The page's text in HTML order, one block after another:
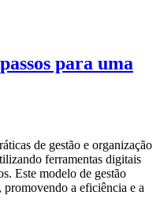
para uma
de gestão e organização
ferramentas digitais
Este modelo de gestão
promovendo a eficiência e a